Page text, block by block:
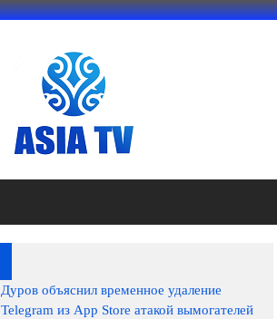
Дуров объяснил временное удаление
Telegram из App Store атакой вымогателей